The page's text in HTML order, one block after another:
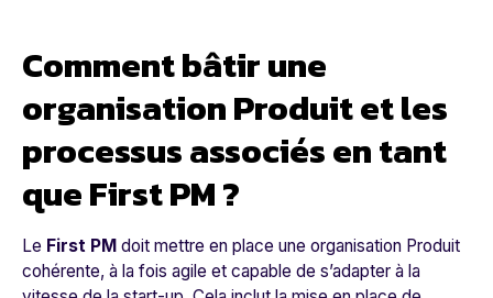
Comment bâtir une
organisation Produit et les
processus associés en tant
que First PM ?
Le First PM doit mettre en place une organisation Produit
cohérente, à la fois agile et capable de s’adapter à la